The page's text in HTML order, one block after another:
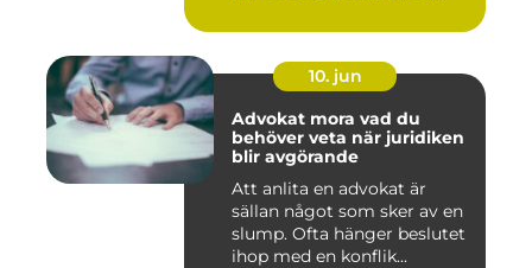
10. jun
Advokat mora vad du
behöver veta när juridiken
blir avgörande
Att anlita en advokat är
sällan något som sker av en
slump. Ofta hänger beslutet
ihop med en konflik...